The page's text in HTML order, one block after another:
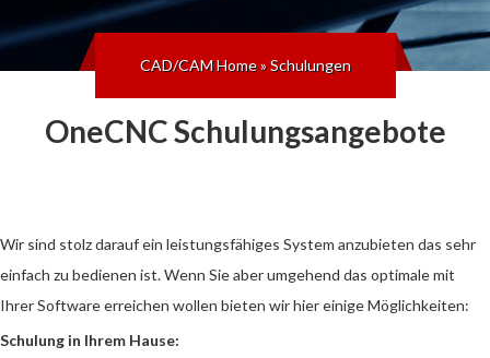
CAD/CAM Home»Schulungen
OneCNC Schulungsangebote
Wir sind stolz darauf ein leistungsfähiges System anzubieten das sehr
einfach zu bedienen ist. Wenn Sie aber umgehend das optimale mit
Ihrer Software erreichen wollen bieten wir hier einige Möglichkeiten:
Schulung in Ihrem Hause: